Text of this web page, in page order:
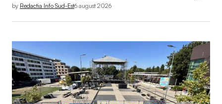
by Redactia Info Sud-Est6 august 2026